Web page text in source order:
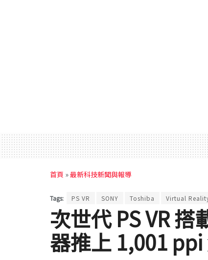
首頁 »最新科技新聞與報導
Tags: PS VR SONY Toshiba Virtual
次世代 PS VR 搭
器推上 1,001